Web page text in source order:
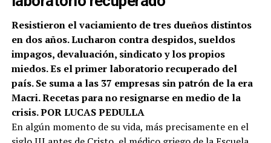
Resistieron el vaciamiento de tres dueños distintos
en dos años. Lucharon contra despidos, sueldos
impagos, devaluación, sindicato y los propios
miedos. Es el primer laboratorio recuperado del
país. Se suma a las 37 empresas sin patrón de la era
Macri. Recetas para no resignarse en medio de la
crisis. POR LUCAS PEDULLA
En algún momento de su vida, más precisamente en el